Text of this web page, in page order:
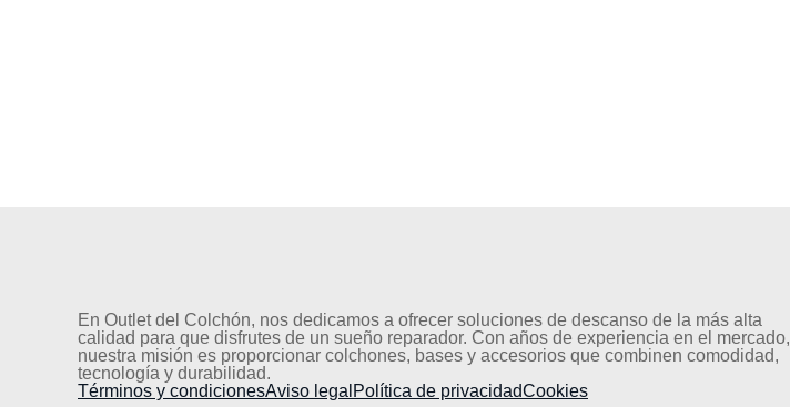
En Outlet del Colchón, nos dedicamos a ofrecer soluciones de descanso de la más alta
calidad para que disfrutes de un sueño reparador. Con años de experiencia en el mercado,
nuestra misión es proporcionar colchones, bases y accesorios que combinen comodidad,
tecnología y durabilidad.
Términos y condicionesAviso legal Política de privacidadCookies